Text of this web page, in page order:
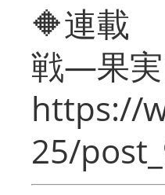
🔶連載
戦―果
https://
25/